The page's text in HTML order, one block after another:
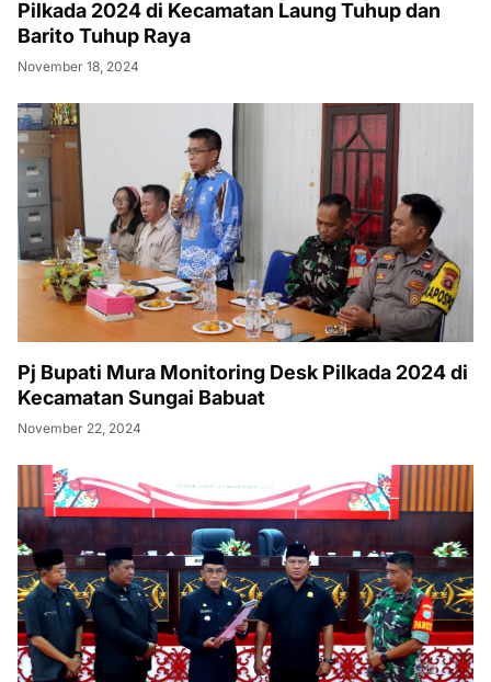
Pilkada 2024 di Kecamatan Laung Tuhup dan
Barito Tuhup Raya
November 18, 2024
Pj Bupati Mura Monitoring Desk Pilkada 2024 di
Kecamatan Sungai Babuat
November 22, 2024